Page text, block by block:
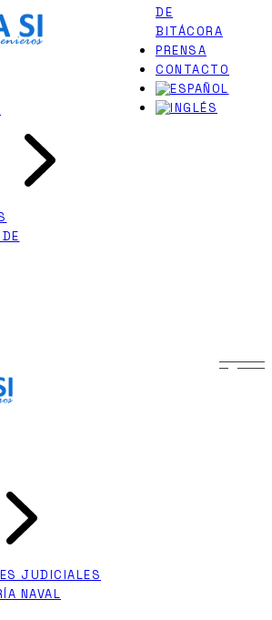
DE
BITÁCORA
PRENSA
CONTACTO
JUDICIALES
NAVAL